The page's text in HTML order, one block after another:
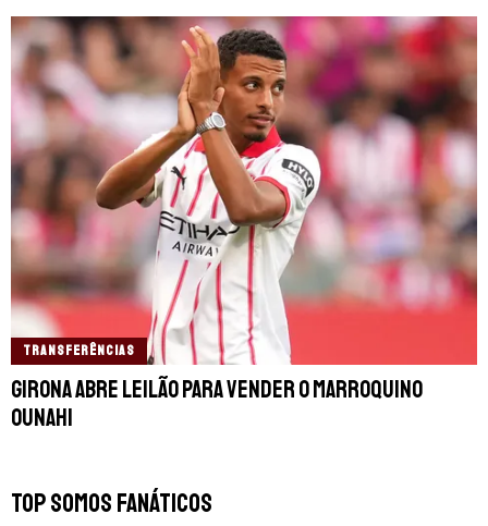
TRANSFERÊNCIAS
Girona abre leilão para vender o marroquino
Ounahi
TOP SOMOS FANÁTICOS